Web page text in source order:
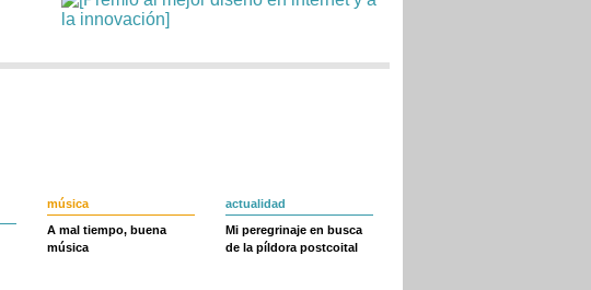
música
A mal tiempo, buena
música
actualidad
Mi peregrinaje en busca
de la píldora postcoital